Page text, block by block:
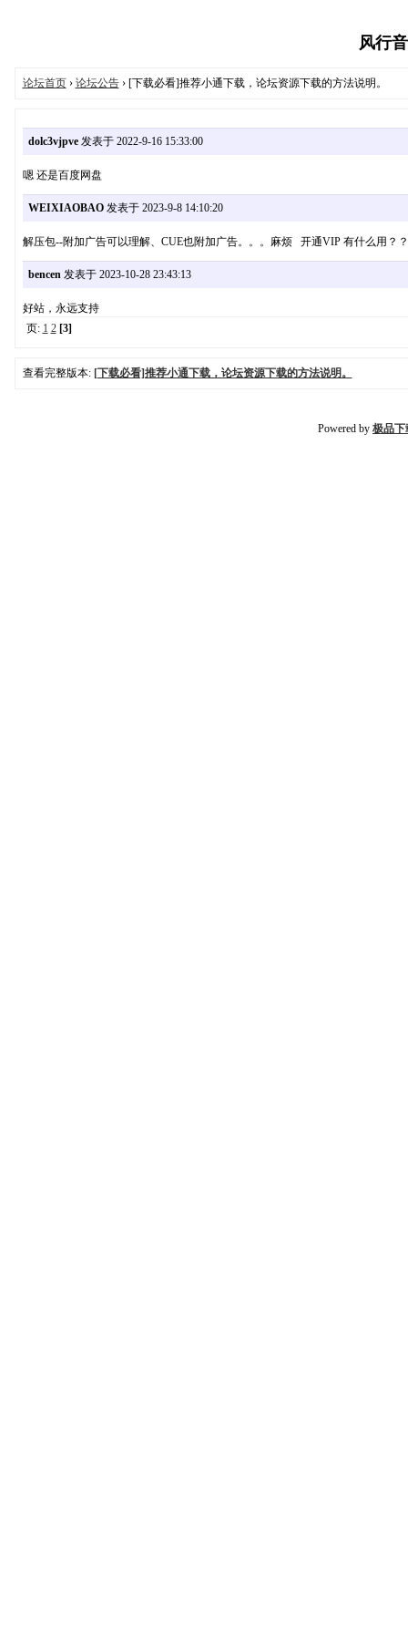
风行
论坛首页› 论坛公告› [下载必看]推荐小通下载，论坛资源下载的方法说明。
dolc3vjpve发表于 2022-9-16 15:33:00
嗯 还是百度网盘
WEIXIAOBAO发表于 2023-9-8 14:10:20
解压包--附加广告可以理解、CUE也附加广告。。。麻烦 开通VIP 有什么用？
bencen发表于 2023-10-28 23:43:13
好站，永远支持
页: 1 2 [3]
查看完整版本: [下载必看]推荐小通下载，论坛资源下载的方法说明。
Powered by 极品下